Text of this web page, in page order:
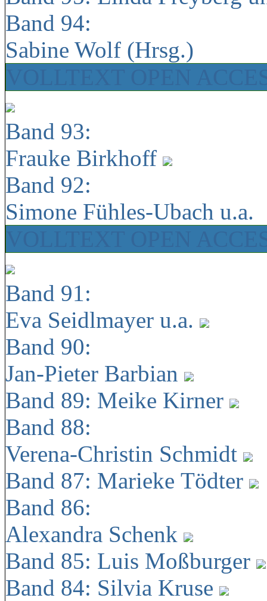
Band 94:
Sabine Wolf (Hrsg.)
Band 93:
Frauke Birkhoff
Band 92:
Simone Fühles-Ubach u.a.
Band 91:
Eva Seidlmayer u.a.
Band 90:
Jan-Pieter Barbian
Band 89: Meike Kirner
Band 88:
Verena-Christin Schmidt
Band 87: Marieke Tödter
Band 86:
Alexandra Schenk
Band 85: Luis Moßburger
Band 84: Silvia Kruse